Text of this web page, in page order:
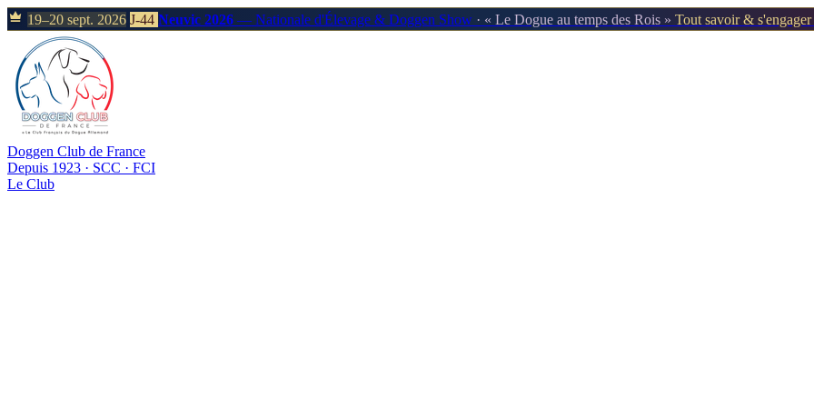
19–20 sept. 2026 J-44 Neuvic 2026 — Nationale d'Élevage & Doggen Show · « Le Dogue au temps des Rois » Tout savoir &
Doggen Club de France
Depuis 1923 · SCC · FCI
Le Club